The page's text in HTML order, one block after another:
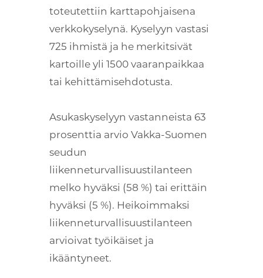
toteutettiin karttapohjaisena
verkkokyselynä. Kyselyyn vastasi
725 ihmistä ja he merkitsivät
kartoille yli 1500 vaaranpaikkaa
tai kehittämisehdotusta.
Asukaskyselyyn vastanneista 63
prosenttia arvio Vakka-Suomen
seudun
liikenneturvallisuustilanteen
melko hyväksi (58 %) tai erittäin
hyväksi (5 %). Heikoimmaksi
liikenneturvallisuustilanteen
arvioivat työikäiset ja
ikääntyneet.